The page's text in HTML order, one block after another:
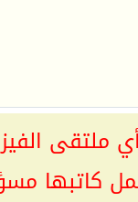
ملتقى
كاتبها